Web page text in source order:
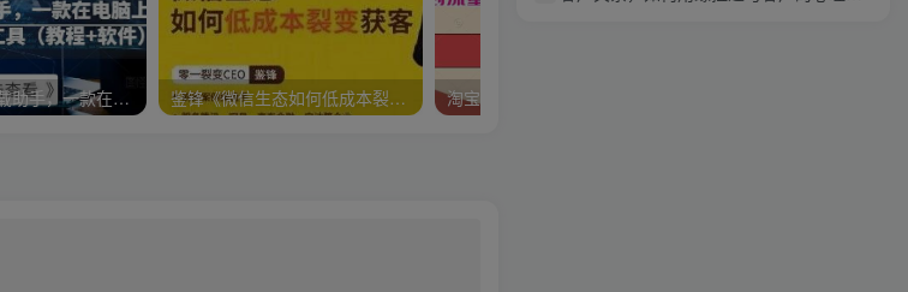
微信视频号下载助手，一款在电脑上下载视频号作品的工具（教程+软件） 鉴锋《微信生态如何低成本裂变获客》助你进阶微信裂变高手